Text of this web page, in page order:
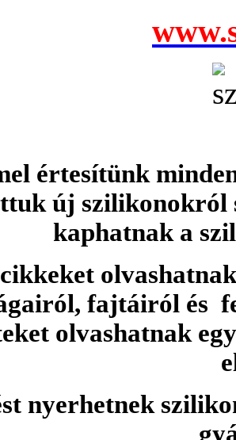
értesítünk
új szilikonokról
kaphatnak a
fajtáiról és
olvashatnak
nyerhetnek